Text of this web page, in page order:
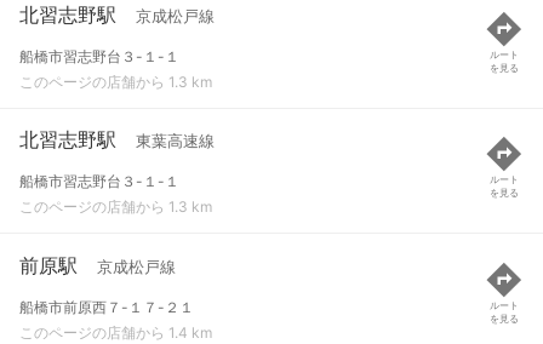
北習志野駅 京成松戸線
船橋市習志野台３-１-１
このページの店舗から 1.3 km
ルート
を見る
北習志野駅 東葉高速線
船橋市習志野台３-１-１
このページの店舗から 1.3 km
ルート
を見る
前原駅 京成松戸線
船橋市前原西７-１７-２１
このページの店舗から 1.4 km
ルート
を見る